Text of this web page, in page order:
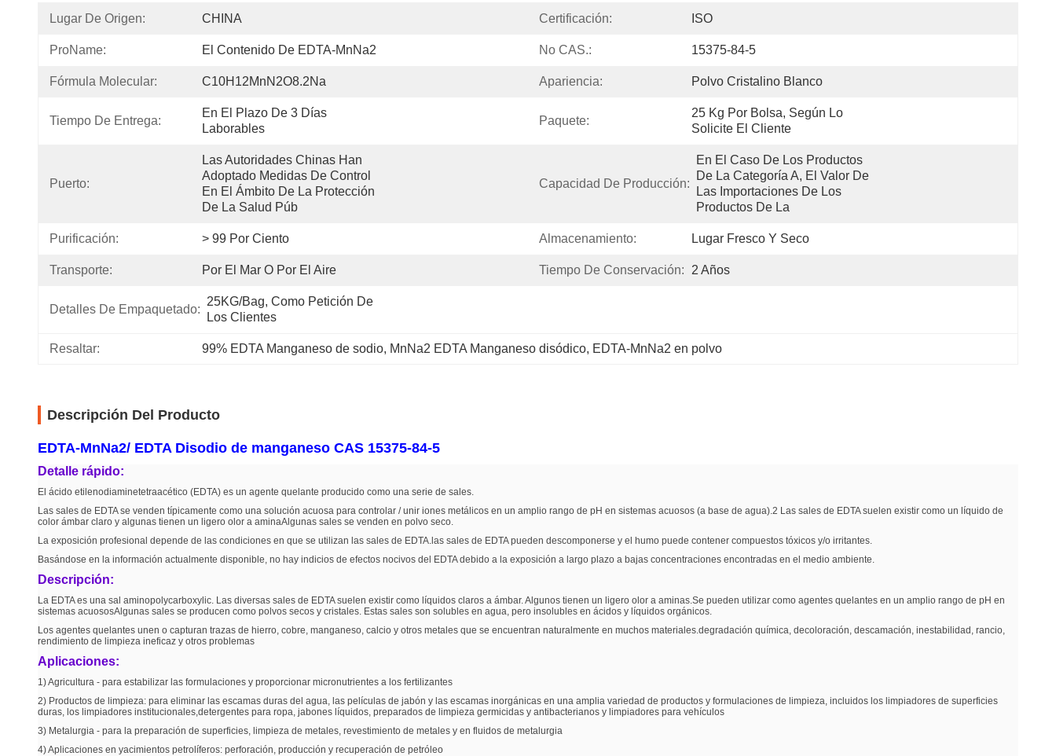
Lugar De Origen: CHINA Certificación: ISO
ProName: El Contenido De EDTA-MnNa2 No CAS.: 15375-84-5
Fórmula Molecular: C10H12MnN2O8.2Na Apariencia: Polvo Cristalino Blanco
Tiempo De Entrega:
En El Plazo De 3 Días
Laborables
Paquete:
25 Kg Por Bolsa, Según Lo
Solicite El Cliente
Puerto:
Las Autoridades Chinas Han
Adoptado Medidas De Control
En El Ámbito De La Protección
De La Salud Púb
Capacidad De Producción:
En El Caso De Los Productos
De La Categoría A, El Valor De
Las Importaciones De Los
Productos De La
Purificación: > 99 Por Ciento Almacenamiento: Lugar Fresco Y Seco
Transporte: Por El Mar O Por El Aire Tiempo De Conservación: 2 Años
Detalles De Empaquetado:
25KG/bag, Como Petición De
Los Clientes
Resaltar: 99% EDTA Manganeso de sodio, MnNa2 EDTA Manganeso disódico, EDTA-MnNa2 en polvo
Descripción Del Producto
EDTA-MnNa2/ EDTA Disodio de manganeso CAS 15375-84-5
Detalle rápido:
El ácido etilenodiaminetetraacético (EDTA) es un agente quelante producido como una serie de sales.
Las sales de EDTA se venden típicamente como una solución acuosa para controlar / unir iones metálicos en un amplio rango de pH en sistemas acuosos (a base de agua).2 Las sales de EDTA suelen existir como un líquido de
color ámbar claro y algunas tienen un ligero olor a aminaAlgunas sales se venden en polvo seco.
La exposición profesional depende de las condiciones en que se utilizan las sales de EDTA.las sales de EDTA pueden descomponerse y el humo puede contener compuestos tóxicos y/o irritantes.
Basándose en la información actualmente disponible, no hay indicios de efectos nocivos del EDTA debido a la exposición a largo plazo a bajas concentraciones encontradas en el medio ambiente.
Descripción:
La EDTA es una sal aminopolycarboxylic. Las diversas sales de EDTA suelen existir como líquidos claros a ámbar. Algunos tienen un ligero olor a aminas.Se pueden utilizar como agentes quelantes en un amplio rango de pH en
sistemas acuososAlgunas sales se producen como polvos secos y cristales. Estas sales son solubles en agua, pero insolubles en ácidos y líquidos orgánicos.
Los agentes quelantes unen o capturan trazas de hierro, cobre, manganeso, calcio y otros metales que se encuentran naturalmente en muchos materiales.degradación química, decoloración, descamación, inestabilidad, rancio,
rendimiento de limpieza ineficaz y otros problemas
Aplicaciones:
1) Agricultura - para estabilizar las formulaciones y proporcionar micronutrientes a los fertilizantes
2) Productos de limpieza: para eliminar las escamas duras del agua, las películas de jabón y las escamas inorgánicas en una amplia variedad de productos y formulaciones de limpieza, incluidos los limpiadores de superficies
duras, los limpiadores institucionales,detergentes para ropa, jabones líquidos, preparados de limpieza germicidas y antibacterianos y limpiadores para vehículos
3) Metalurgia - para la preparación de superficies, limpieza de metales, revestimiento de metales y en fluidos de metalurgia
4) Aplicaciones en yacimientos petrolíferos: perforación, producción y recuperación de petróleo